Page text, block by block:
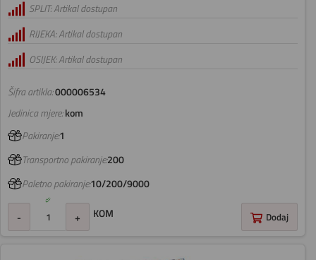
Šifra artikla:000006534
SPLIT: Artikal dostupan
RIJEKA: Artikal dostupan
OSIJEK: Artikal dostupan
Jedinica mjere:kom
Pakiranje:1
Transportno pakiranje:200
Paletno pakiranje:10/200/9000
- + KOM Dodaj